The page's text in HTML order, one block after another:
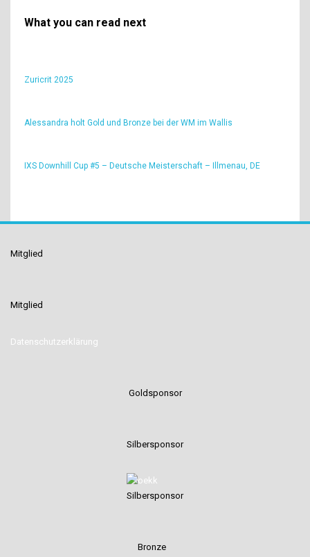
What you can read next
Zuricrit 2025
Alessandra holt Gold und Bronze bei der WM im Wallis
IXS Downhill Cup #5 – Deutsche Meisterschaft – Illmenau, DE
Mitglied
Mitglied
Datenschutzerklärung
Goldsponsor
Silbersponsor
Silbersponsor
Bronze